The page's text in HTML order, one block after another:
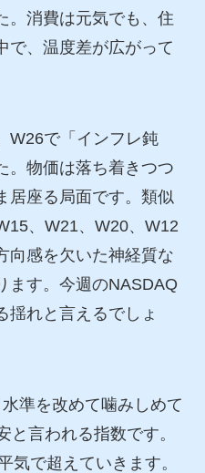
。消費は元気でも、住
で、温度差が広がって
W26で「インフレ鈍
。物価は落ち着きつつ
居座る局面です。類似
、W21、W20、W12
向感を欠いた神経質な
ます。今週のNASDAQ
揺れと言えるでしょ
準を改めて噛みしめて
と言われる指数です。
気で超えていきます。